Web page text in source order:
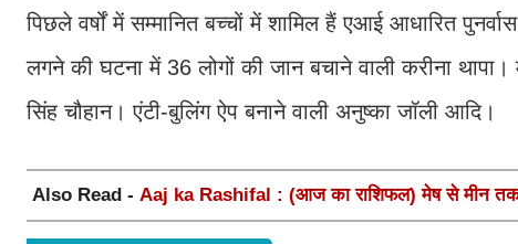
पिछले वर्षों में सम्मानित बच्चों में शामिल हैं एआई आधारित
लगने की घटना में 36 लोगों की जान बचाने वाली करीना
सिंह चौहान। एंटी-बुलिंग ऐप बनाने वाली अनुष्का जॉली आदि।
Also Read - Aaj ka Rashifal : (आज का राशिफल) मेष से मीन तक